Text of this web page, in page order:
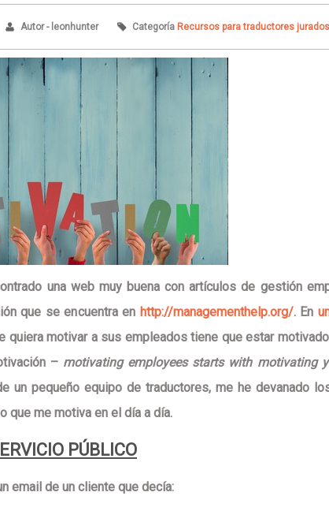
Autor - leonhunter Categoría Recursos para traductores jurados
una web muy buena con artículos de gestión
que se encuentra en http://managementhelp.org/. En
quiera motivar a sus empleados tiene que estar
– motivating employees starts with motivating
un pequeño equipo de traductores, me he devanado
que me motiva en el día a día.
PÚBLICO
email de un cliente que decía: